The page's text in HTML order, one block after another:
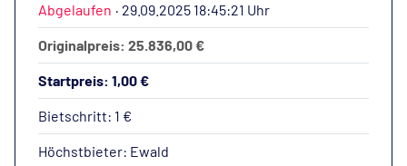
Abgelaufen · 29.09.2025 18:45:21 Uhr
Originalpreis: 25.836,00 €
Startpreis: 1,00 €
Bietschritt: 1 €
Höchstbieter: Ewald